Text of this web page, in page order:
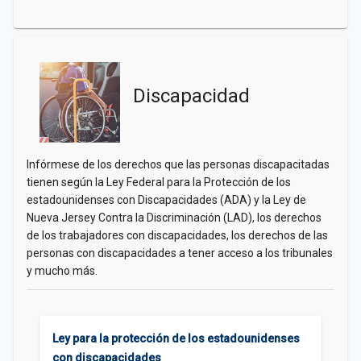
Discapacidad
Infórmese de los derechos que las personas discapacitadas
tienen según la Ley Federal para la Protección de los
estadounidenses con Discapacidades (ADA) y la Ley de
Nueva Jersey Contra la Discriminación (LAD), los derechos
de los trabajadores con discapacidades, los derechos de las
personas con discapacidades a tener acceso a los tribunales
y mucho más.
Ley para la protección de los estadounidenses
con discapacidades